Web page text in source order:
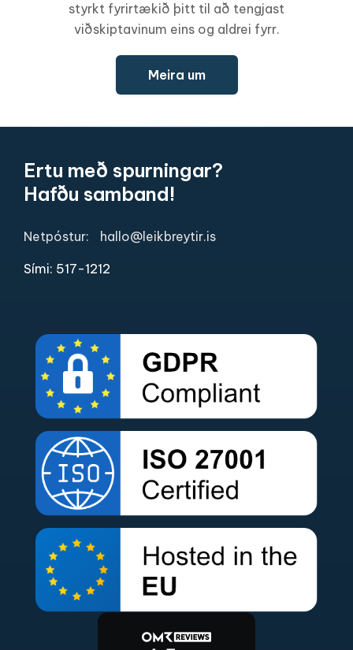
styrkt fyrirtækið þitt til að tengjast
viðskiptavinum eins og aldrei fyrr.
Meira um
Ertu með spurningar?
Hafðu samband!
Netpóstur: hallo@leikbreytir.is
Sími: 517-1212​